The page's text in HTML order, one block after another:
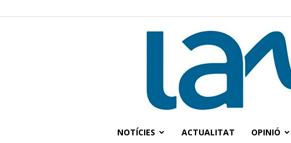
NOTÍCIES ACTUALITAT OPINIÓ